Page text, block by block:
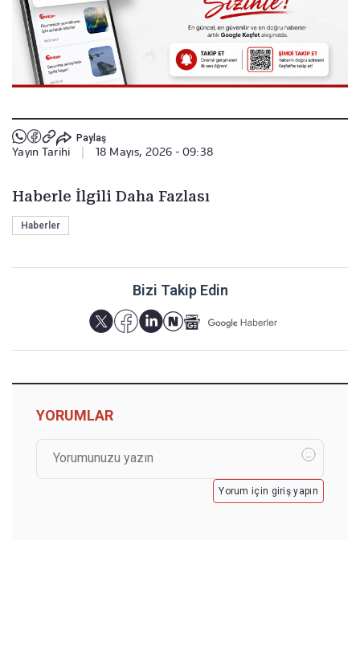
Paylaş
Yayın Tarihi 18 Mayıs, 2026 - 09:38
Haberle İlgili Daha Fazlası
Haberler
Bizi Takip Edin
YORUMLAR
Yorum için giriş yapın